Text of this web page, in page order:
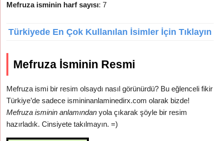
Mefruza isminin harf sayısı: 7
Türkiyede En Çok Kullanılan İsimler İçin Tıklayın
Mefruza İsminin Resmi
Mefruza ismi bir resim olsaydı nasıl görünürdü? Bu eğlenceli fikir
Türkiye’de sadece ismininanlaminedirx.com olarak bizde!
Mefruza isminin anlamından yola çıkarak şöyle bir resim
hazırladık. Cinsiyete takılmayın. =)